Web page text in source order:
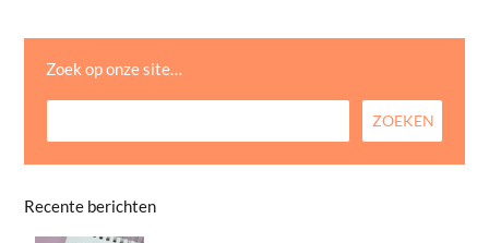
Zoek op onze site…
Recente berichten